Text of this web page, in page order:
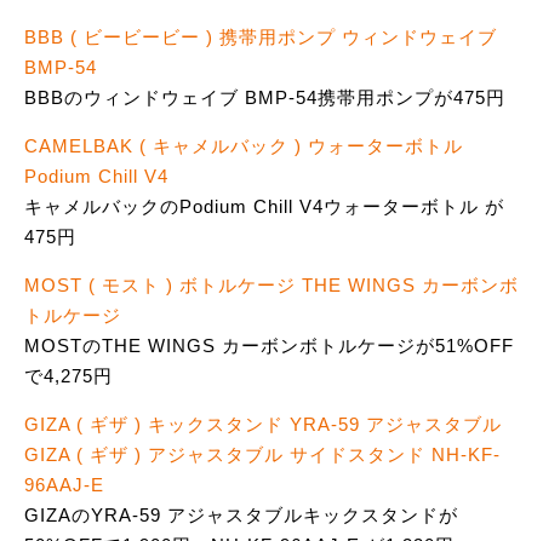
BBB ( ビービービー ) 携帯用ポンプ ウィンドウェイブ
BMP-54
BBBのウィンドウェイブ BMP-54携帯用ポンプが475円
CAMELBAK ( キャメルバック ) ウォーターボトル
Podium Chill V4
キャメルバックのPodium Chill V4ウォーターボトル が
475円
MOST ( モスト ) ボトルケージ THE WINGS カーボンボ
トルケージ
MOSTのTHE WINGS カーボンボトルケージが51%OFF
で4,275円
GIZA ( ギザ ) キックスタンド YRA-59 アジャスタブル
GIZA ( ギザ ) アジャスタブル サイドスタンド NH-KF-
96AAJ-E
GIZAのYRA-59 アジャスタブルキックスタンドが